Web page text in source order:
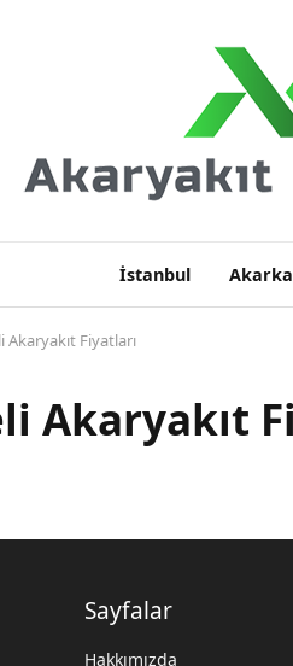
İstanbul
Akaryakıt Fiyatları
Akaryakıt
Sayfalar
Hakkımızda